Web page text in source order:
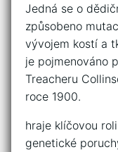
Jedná se o
způsobeno
vývojem kostí a
je pojmenováno
Treacheru‌
roce 1900.
hraje klíčovou⁢
genetické